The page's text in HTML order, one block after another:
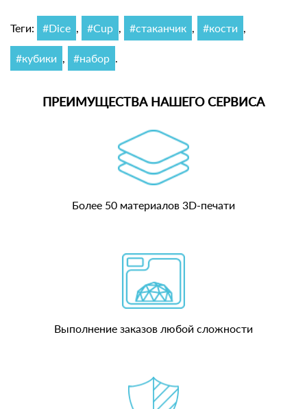
Теги: #Dice , #Cup , #стаканчик , #кости ,
#кубики , #набор .
ПРЕИМУЩЕСТВА НАШЕГО СЕРВИСА
Более 50 материалов 3D-печати
Выполнение заказов любой сложности